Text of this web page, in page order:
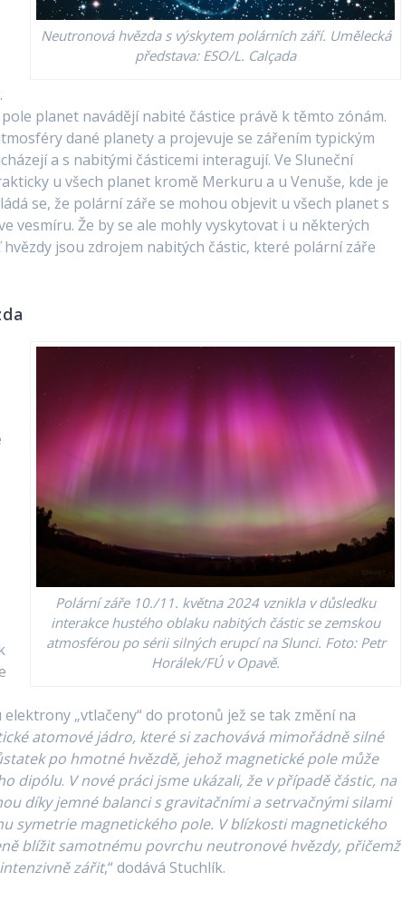
Neutronová hvězda s výskytem polárních září. Umělecká
představa: ESO/L. Calçada
planet navádějí nabité částice právě k těmto zónám.
dané planety a projevuje se zářením typickým
a s nabitými částicemi interagují. Ve Sluneční
u všech planet kromě Merkuru a u Venuše, kde je
se, že polární záře se mohou objevit u všech planet s
vesmíru. Že by se ale mohly vyskytovat i u některých
jsou zdrojem nabitých částic, které polární záře
Polární záře 10./11. května 2024 vznikla v důsledku
interakce hustého oblaku nabitých částic se zemskou
atmosférou po sérii silných erupcí na Slunci. Foto: Petr
Horálek/FÚ v Opavě.
„vtlačeny“ do protonů jež se tak změní na
atomové jádro, které si zachovává mimořádně silné
po hmotné hvězdě, jehož magnetické pole může
dipólu. V nové práci jsme ukázali, že v případě částic, na
díky jemné balanci s gravitačními a setrvačnými silami
symetrie magnetického pole. V blízkosti magnetického
blížit samotnému povrchu neutronové hvězdy, přičemž
zářit,“ dodává Stuchlík.